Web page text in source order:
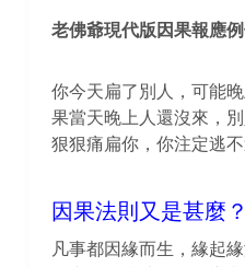
老佛爺現代版因果報應例
你今天扁了別人，可能
果當天晚上人還沒來，
狠狠痛扁你，你注定逃不
因果法則又是甚麼？
凡事都因緣而生，緣起